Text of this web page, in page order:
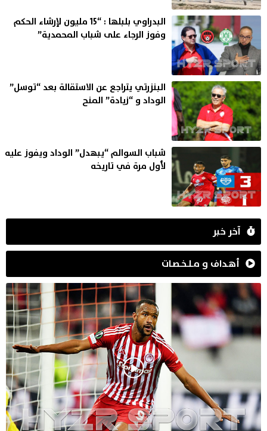
البدراوي بلبلها : “15 مليون لإرشاء الحكم
وفوز الرجاء على شباب المحمدية”
البنزرتي يتراجع عن الاستقالة بعد “توسل”
الوداد و “زيادة” المنح
شباب السوالم “يبهدل” الوداد ويفوز عليه
لأول مرة في تاريخه
آخر خبر
أهـداف و مـلـخـصـات